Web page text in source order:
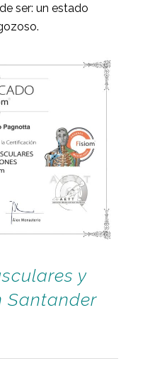
ser: un estado
y
Santander